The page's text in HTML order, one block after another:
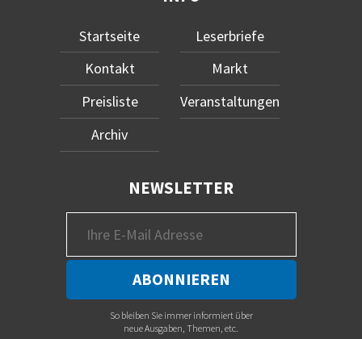
Startseite
Kontakt
Preisliste
Archiv
Leserbriefe
Markt
Veranstaltungen
NEWSLETTER
So bleiben Sie immer informiert über
neue Ausgaben, Themen, etc.